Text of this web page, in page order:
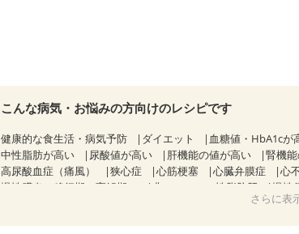
こんな病気・お悩みの方向けのレシピです
健康的な食生活・病気予防 ダイエット 血糖値・HbA1cが
中性脂肪が高い
尿酸値が高い 肝機能の値が高い 腎機
高尿酸血症（痛風）
狭心症 心筋梗塞 心臓弁膜症 心
慢性膵炎（移行期・寛解期）
非アルコール性脂肪肝 慢性
糖尿病性腎
さらに表